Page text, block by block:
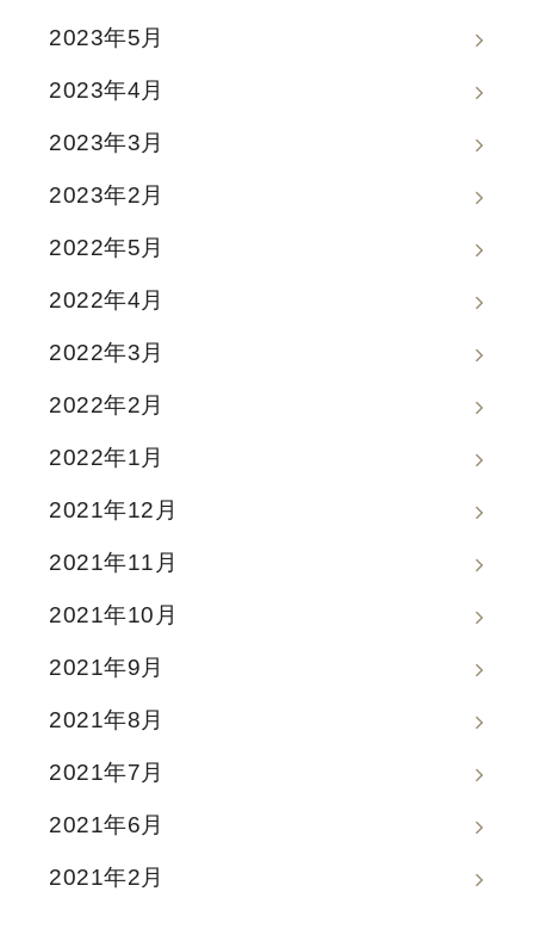
2023年5月
2023年4月
2023年3月
2023年2月
2022年5月
2022年4月
2022年3月
2022年2月
2022年1月
2021年12月
2021年11月
2021年10月
2021年9月
2021年8月
2021年7月
2021年6月
2021年2月